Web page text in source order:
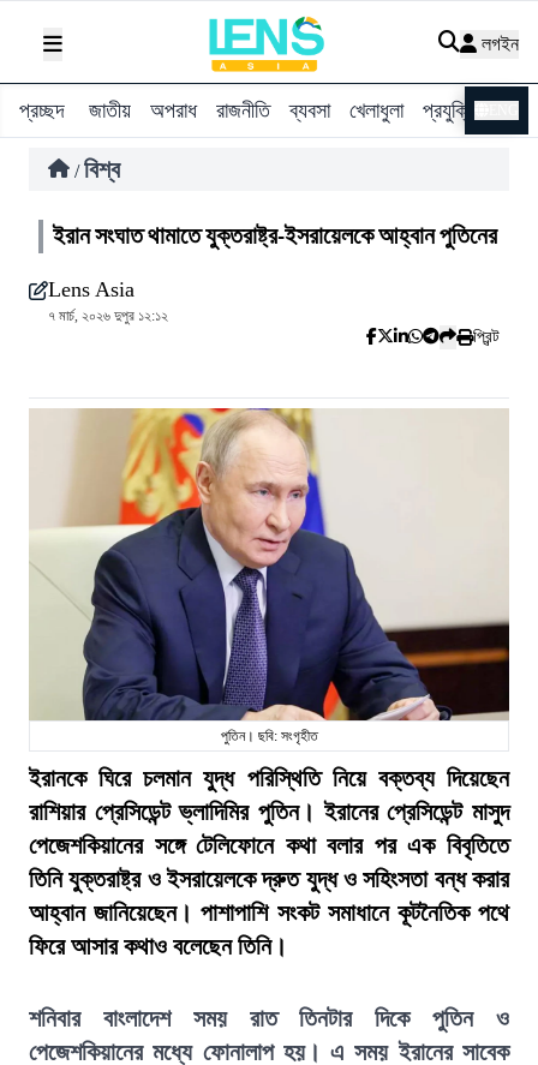
লগইন
প্রচ্ছদ জাতীয় অপরাধ রাজনীতি ব্যবসা খেলাধুলা প্রযুক্তি
/ বিশ্ব
ইরান সংঘাত থামাতে যুক্তরাষ্ট্র-ইসরায়েলকে আহ্বান পুতিনের
Lens Asia
৭ মার্চ, ২০২৬ দুপুর ১২:১২
প্রিন্ট
পুতিন। ছবি: সংগৃহীত
ইরানকে ঘিরে চলমান যুদ্ধ পরিস্থিতি নিয়ে বক্তব্য দিয়েছেন
রাশিয়ার প্রেসিডেন্ট ভ্লাদিমির পুতিন। ইরানের প্রেসিডেন্ট মাসুদ
পেজেশকিয়ানের সঙ্গে টেলিফোনে কথা বলার পর এক বিবৃতিতে
তিনি যুক্তরাষ্ট্র ও ইসরায়েলকে দ্রুত যুদ্ধ ও সহিংসতা বন্ধ করার
আহ্বান জানিয়েছেন। পাশাপাশি সংকট সমাধানে কূটনৈতিক পথে
ফিরে আসার কথাও বলেছেন তিনি।
শনিবার বাংলাদেশ সময় রাত তিনটার দিকে পুতিন ও
পেজেশকিয়ানের মধ্যে ফোনালাপ হয়। এ সময় ইরানের সাবেক